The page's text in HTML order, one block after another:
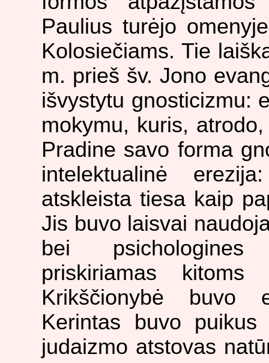
Paulius turėjo
Kolosiečiams. Tie
m. prieš šv. Jono
išvystytu gnosticizmu:
mokymu, kuris,
Pradine savo forma
intelektualinė
atskleista tiesa kaip
Jis buvo laisvai
bei psichologines
priskiriamas kitoms
Krikščionybė buvo
Kerintas buvo
judaizmo atstovas